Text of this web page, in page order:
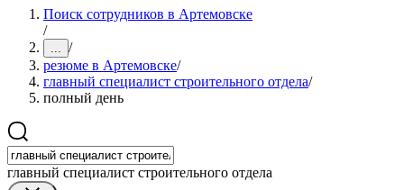
Поиск сотрудников в Артемовске
/
... /
резюме в Артемовске/
главный специалист строительного отдела/
полный день
главный специалист строительного отдела